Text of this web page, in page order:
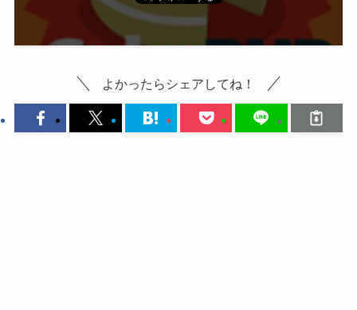
よかったらシェアしてね！